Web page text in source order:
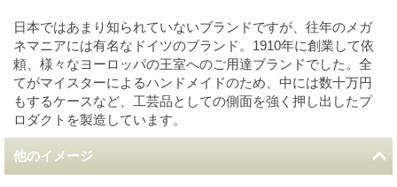
日本ではあまり知られていないブランドですが、往年のメガ
ネマニアには有名なドイツのブランド。1910年に創業して依
頼、様々なヨーロッパの王室へのご用達ブランドでした。全
てがマイスターによるハンドメイドのため、中には数十万円
もするケースなど、工芸品としての側面を強く押し出したプ
ロダクトを製造しています。
他のイメージ